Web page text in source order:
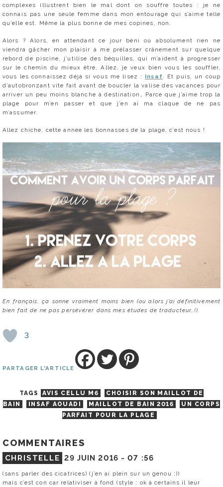
complexes illustrent bien le mal dont on souffre toutes : je ne
connais pas une seule femme dans mon entourage qui s’aime telle
qu’elle est. Même la plus bonne de mes copines, non.
Alors ? Alors, en attendant ce jour béni où absolument rien ne
viendra gâcher mon plaisir à me prélasser crânement sur quelque
rebord de piscine, j’utilise des béquilles, qui m’aident à progresser
sur le chemin du mieux être. Allez, je veux bien vous les souffler,
vous les connaissez déjà si vous me lisez : Insaf . Et puis, un coup
d’autobronzant vite fait avant de boucler la valise des vacances pour
arriver un peu moins blanche à destination… Parce que j’aime trop la
plage pour m’en passer et que j’en ai ma claque de ne pas
m’assumer.
Allez chiche, cette année les bonnasses de la plage, c’est nous !
En français, ça sonne vraiment moins bien (ou alors j’ai définitivement
bien fait de ne pas persévérer dans mes études de traducteur…!).
3
PARTAGER L'ARTICLE
TAGS AVIS CELLU M6
CHOISIR SON MAILLOT DE
BAIN
INSAF AOUADI MAILLOT DE BAIN 2016
UN CORPS
PARFAIT POUR LA PLAGE
COMMENTAIRES
CHRISTELLE 29 JUIN 2016 -07 :56
(sans parler des cicatrices) (j’en ai plein sur un genou :))
mais c’est con car relativiser à fond (style : ok à certains il leur